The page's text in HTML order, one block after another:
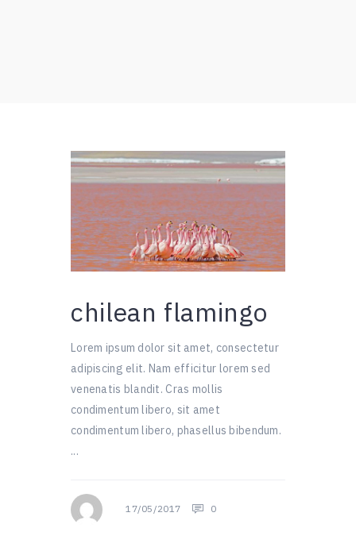
chilean flamingo
Lorem ipsum dolor sit amet, consectetur
adipiscing elit. Nam efficitur lorem sed
venenatis blandit. Cras mollis
condimentum libero, sit amet
condimentum libero, phasellus bibendum.
...
17/05/2017 0